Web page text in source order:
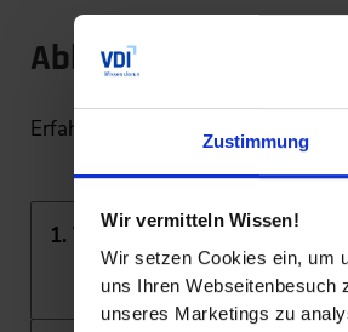
Zustimmung
Wir vermitteln Wissen!
Wir setzen Cookies ein, um
uns Ihren Webseitenbesuch
unseres Marketings zu
Ablauf des Forums
Erfahren Sie im Forum
1. Tag 09:00 bis 18:15 Uhr